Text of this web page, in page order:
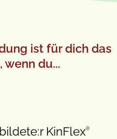
ist für dich das
wenn du...
KinFlex®